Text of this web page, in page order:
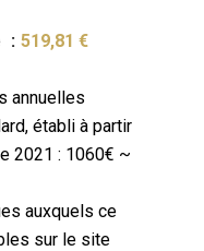
519,81 €
annuelles
établi à partir
2021 : 1060€ ~
auxquels ce
sur le site